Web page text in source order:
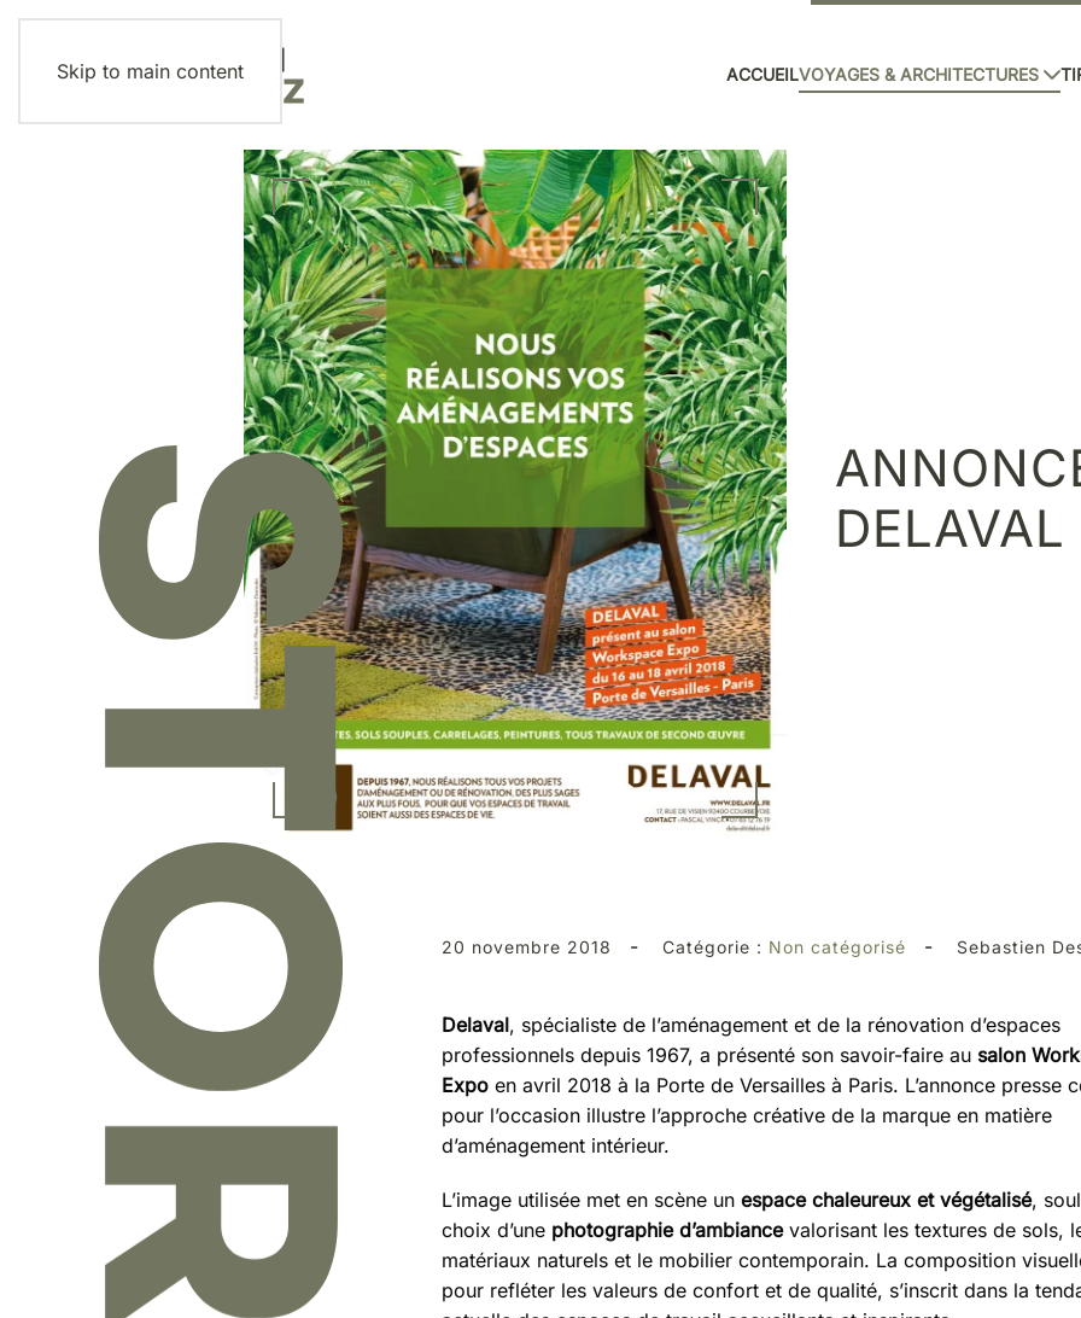
Skip to main content ACCUEILVOYAGES & ARCHITECTURES
DELAVAL
20 novembre 2018 - Catégorie : Non catégorisé - Sebastien
Delaval, spécialiste de l’aménagement et de la rénovation d’espaces
professionnels depuis 1967, a présenté son savoir-faire au salon
Expo en avril 2018 à la Porte de Versailles à Paris. L’annonce presse
pour l’occasion illustre l’approche créative de la marque en matière
d’aménagement intérieur.
L’image utilisée met en scène un espace chaleureux et végétalisé,
choix d’une photographie d’ambiancevalorisant les textures de sols,
matériaux naturels et le mobilier contemporain. La composition
pour refléter les valeurs de confort et de qualité, s’inscrit dans la